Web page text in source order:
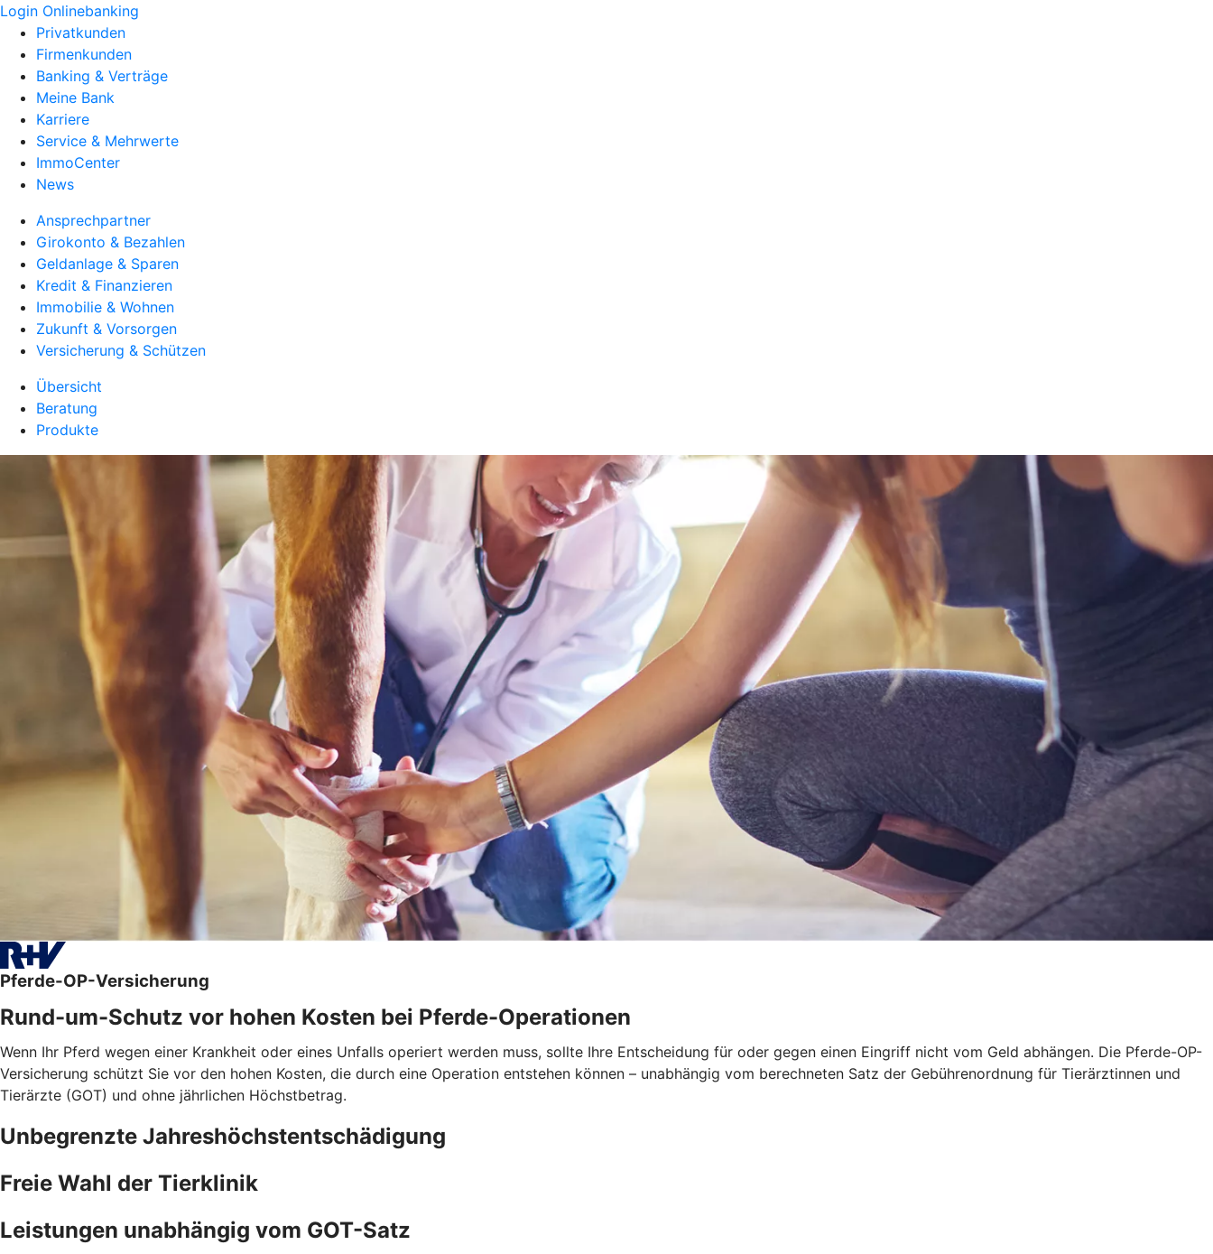
Login Onlinebanking
Privatkunden
Firmenkunden
Banking & Verträge
Meine Bank
Karriere
Service & Mehrwerte
ImmoCenter
News
Ansprechpartner
Girokonto & Bezahlen
Geldanlage & Sparen
Kredit & Finanzieren
Immobilie & Wohnen
Zukunft & Vorsorgen
Versicherung & Schützen
Übersicht
Beratung
Produkte
Pferde-OP-Versicherung
Rund-um-Schutz vor hohen Kosten bei Pferde-Operationen
Wenn Ihr Pferd wegen einer Krankheit oder eines Unfalls operiert werden muss, sollte Ihre Entscheidung für oder gegen einen Eingriff nicht vom Geld abhängen. Die Pferde-OP-
Versicherung schützt Sie vor den hohen Kosten, die durch eine Operation entstehen können – unabhängig vom berechneten Satz der Gebührenordnung für Tierärztinnen und
Tierärzte (GOT) und ohne jährlichen Höchstbetrag.
Unbegrenzte Jahreshöchstentschädigung
Freie Wahl der Tierklinik
Leistungen unabhängig vom GOT-Satz